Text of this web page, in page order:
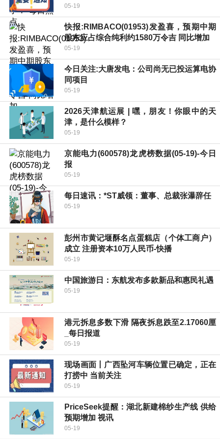
05-19
快报:RIMBACO(01953)发盈喜，预期中期
股东应占综合纯利约1580万令吉 同比增加
05-19
今日关注:大唐发电：公司尚无已投运算电协
同项目
05-19
2026天津航运展 | 嘿，朋友！你眼中的天
津，是什么模样？
05-19
京能电力(600578)龙虎榜数据(05-19)-今日
报
05-19
每日速讯：*ST威领：董事、总裁张瀑辞任
05-19
彭州市黄记堰酥名点蛋糕店（个体工商户）
成立 注册资本10万人民币-快播
05-19
中国旅游日：东航发布多款新品和惠民礼遇
05-19
港元拆息多数下滑 隔夜拆息跌至2.17060厘
_每日报道
05-19
现场画面丨广西坠河车辆位置已确定，正在
打捞中 当前关注
05-19
PriceSeek提醒：湖北新建棉纱生产线 供给
预期增加 视讯
05-19